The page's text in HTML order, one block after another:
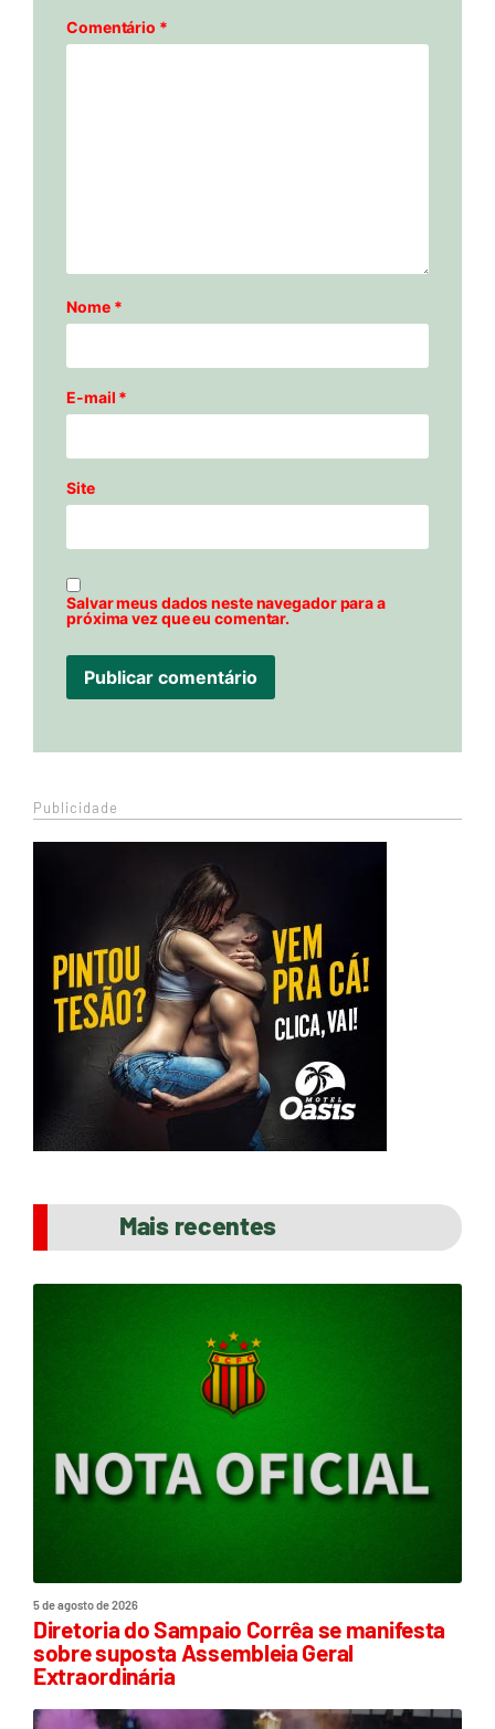
Comentário *
Nome *
E-mail *
Site
Salvar meus dados neste navegador para a
próxima vez que eu comentar.
Publicidade
Mais recentes
5 de agosto de 2026
Diretoria do Sampaio Corrêa se manifesta
sobre suposta Assembleia Geral
Extraordinária